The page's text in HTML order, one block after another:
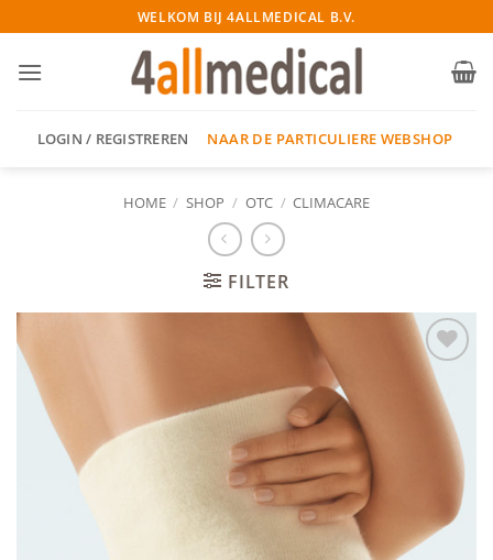
naar
inhoud
WELKOM BIJ 4ALLMEDICAL B.V.
LOGIN / REGISTREREN NAAR DE PARTICULIERE WEBSHOP
HOME / SHOP / OTC / CLIMACARE
FILTER
Add to
wishlist